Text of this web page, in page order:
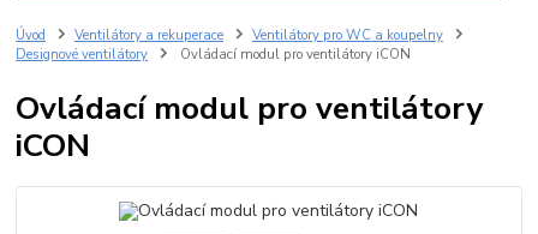
Úvod Ventilátory a rekuperace
Ventilátory pro WC a koupelny
Designové ventilátory
Ovládací modul pro ventilátory iCON
Ovládací modul pro ventilátory
iCON